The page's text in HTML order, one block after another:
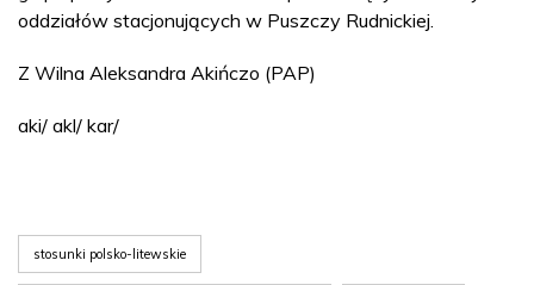
oddziałów stacjonujących w Puszczy Rudnickiej.
Z Wilna Aleksandra Akińczo (PAP)
aki/ akl/ kar/
stosunki polsko-litewskie